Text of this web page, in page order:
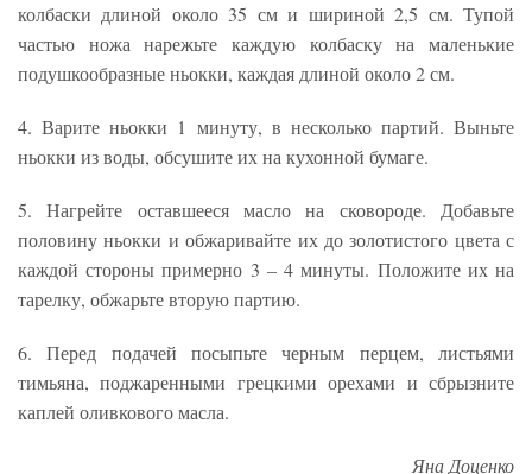
колбаски длиной около 35 см и шириной 2,5 см. Тупой
частью ножа нарежьте каждую колбаску на маленькие
подушкообразные ньокки, каждая длиной около 2 см.
4. Варите ньокки 1 минуту, в несколько партий. Выньте
ньокки из воды, обсушите их на кухонной бумаге.
5. Нагрейте оставшееся масло на сковороде. Добавьте
половину ньокки и обжаривайте их до золотистого цвета с
каждой стороны примерно 3 – 4 минуты. Положите их на
тарелку, обжарьте вторую партию.
6. Перед подачей посыпьте черным перцем, листьями
тимьяна, поджаренными грецкими орехами и сбрызните
каплей оливкового масла.
Яна Доценко